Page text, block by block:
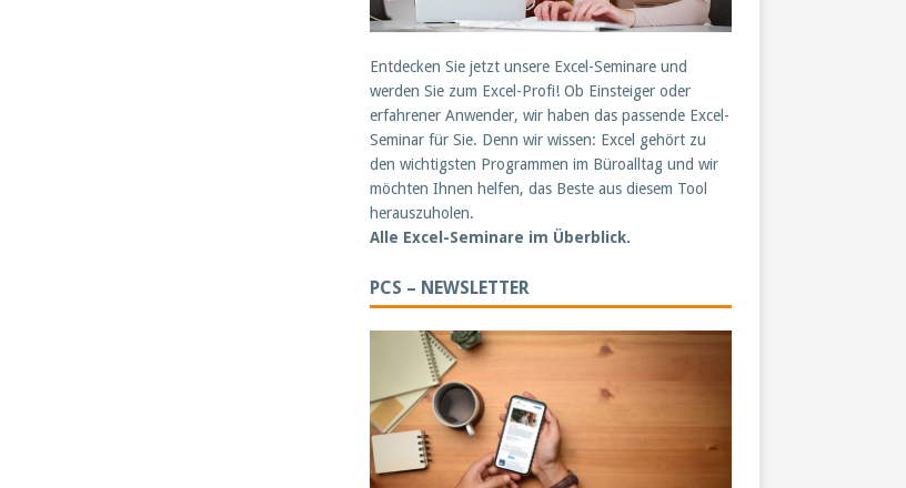
Entdecken Sie jetzt unsere Excel-Seminare und
werden Sie zum Excel-Profi! Ob Einsteiger oder
erfahrener Anwender, wir haben das passende Excel-
Seminar für Sie. Denn wir wissen: Excel gehört zu
den wichtigsten Programmen im Büroalltag und wir
möchten Ihnen helfen, das Beste aus diesem Tool
herauszuholen.
Alle Excel-Seminare im Überblick.
PCS – NEWSLETTER